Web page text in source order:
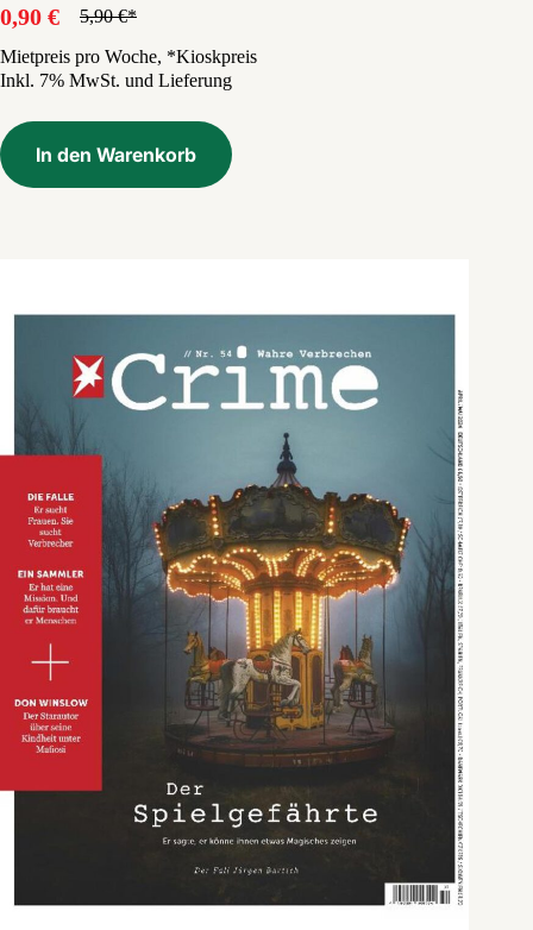
5,90€
Ursprünglicher
Preis
war:
0,90 €
Aktueller
Preis
ist:
Mietpreis pro Woche, *Kioskpreis
Inkl. 7% MwSt. und Lieferung
In den Warenkorb